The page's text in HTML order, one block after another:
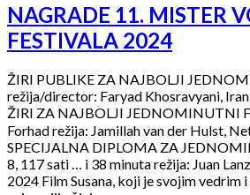
NAGRADE 11. MISTER
FESTIVALA 2024
ŽIRI PUBLIKE ZA NAJBOLJI
režija/director: Faryad Khosravyani,
ŽIRI ZA NAJBOLJI JEDNOMINUTNI
Forhad režija: Jamillah van der Hulst,
SPECIJALNA DIPLOMA ZA
8, 117 sati … i 38 minuta režija: Juan
2024 Film Susana, koji je svojim vedrim